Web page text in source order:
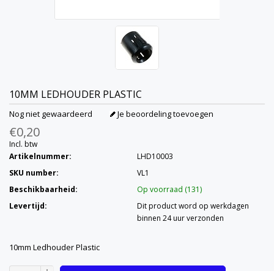
10MM LEDHOUDER PLASTIC
Nog niet gewaardeerd Je beoordeling toevoegen
€0,20
Incl. btw
Artikelnummer:
LHD10003
SKU number:
VL1
Beschikbaarheid:
Op voorraad (131)
Levertijd:
Dit product word op werkdagen
binnen 24 uur verzonden
10mm Ledhouder Plastic